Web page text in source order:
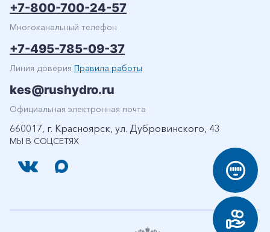
МЫ В СОЦСЕТЯХ
+7-800-700-24-57
Многоканальный телефон
+7-495-785-09-37
Линия доверия Правила работы
kes@rushydro.ru
Официальная электронная почта
660017, г. Красноярск, ул. Дубровинского, 43